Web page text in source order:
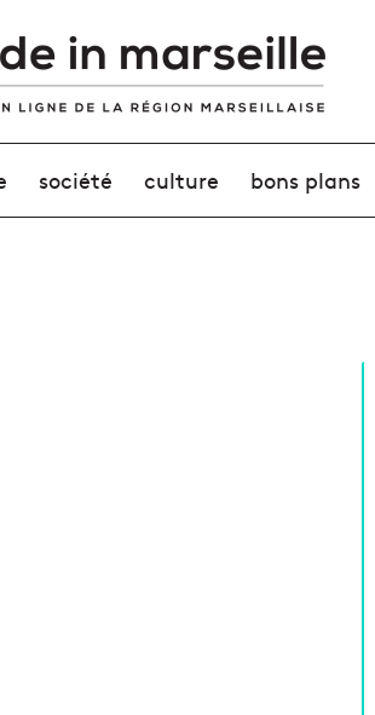
société culture bons plans